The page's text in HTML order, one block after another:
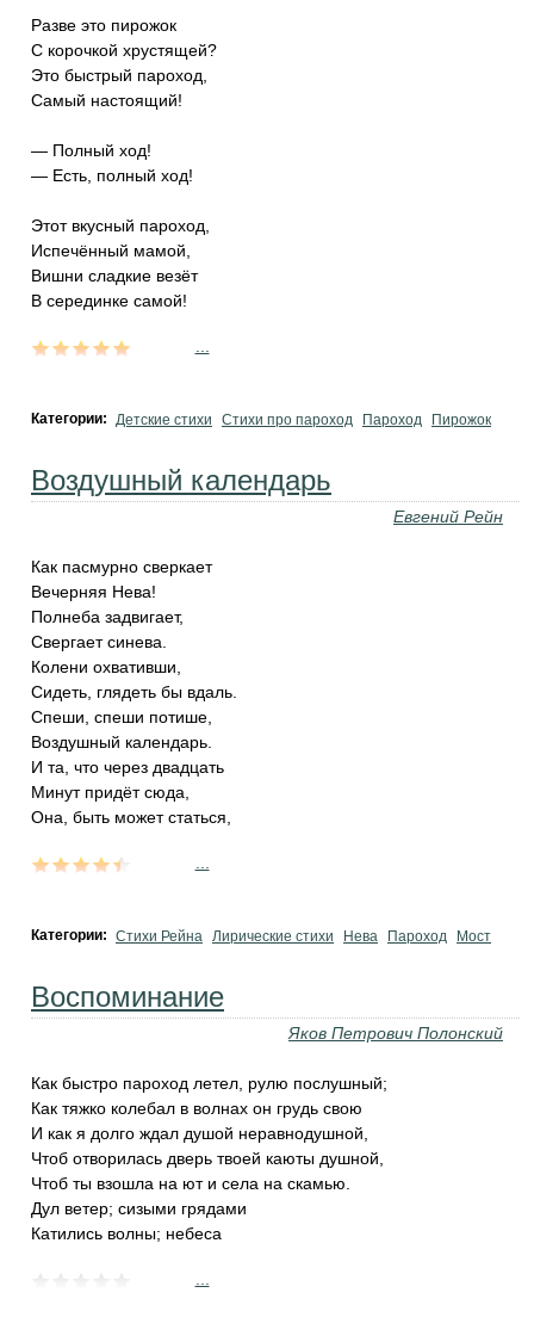
Разве это пирожок
С корочкой хрустящей?
Это быстрый пароход,
Самый настоящий!
— Полный ход!
— Есть, полный ход!
Этот вкусный пароход,
Испечённый мамой,
Вишни сладкие везёт
В серединке самой!
Категории: Детские стихи Стихи про пароход Пароход Пирожок
Воздушный календарь
Евгений Рейн
Как пасмурно сверкает
Вечерняя Нева!
Полнеба задвигает,
Свергает синева.
Колени охвативши,
Сидеть, глядеть бы вдаль.
Спеши, спеши потише,
Воздушный календарь.
И та, что через двадцать
Минут придёт сюда,
Она, быть может статься,
Категории: Стихи Рейна Лирические стихи Нева Пароход Мост
Воспоминание
Яков Петрович Полонский
Как быстро пароход летел, рулю послушный;
Как тяжко колебал в волнах он грудь свою
И как я долго ждал душой неравнодушной,
Чтоб отворилась дверь твоей каюты душной,
Чтоб ты взошла на ют и села на скамью.
Дул ветер; сизыми грядами
Катились волны; небеса